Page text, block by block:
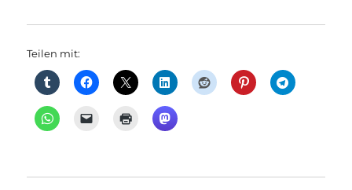
Teilen mit: